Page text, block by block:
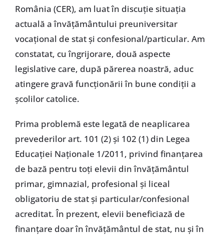
România (CER), am luat în discuţie situaţia
actuală a învăţământului preuniversitar
vocaţional de stat şi confesional/particular. Am
constatat, cu îngrijorare, două aspecte
legislative care, după părerea noastră, aduc
atingere gravă funcţionării în bune condiţii a
şcolilor catolice.
Prima problemă este legată de neaplicarea
prevederilor art. 101 (2) şi 102 (1) din Legea
Educaţiei Naţionale 1/2011, privind finanţarea
de bază pentru toţi elevii din învăţământul
primar, gimnazial, profesional şi liceal
obligatoriu de stat şi particular/confesional
acreditat. În prezent, elevii beneficiază de
finanţare doar în învăţământul de stat, nu şi în